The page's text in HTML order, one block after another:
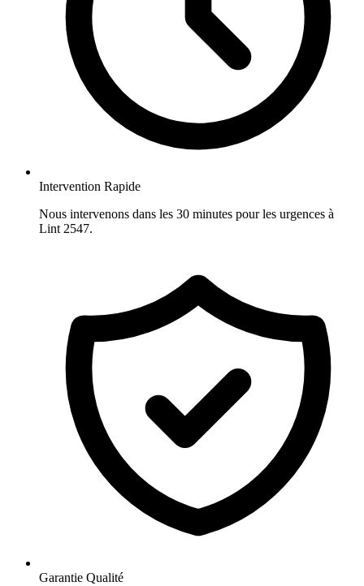
Intervention Rapide
Nous intervenons dans les 30 minutes pour les urgences à
Lint 2547.
Garantie Qualité